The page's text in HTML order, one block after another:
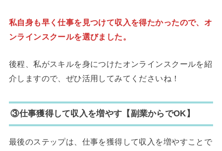
私自身も早く仕事を見つけて収入を得たかったので、オ
ンラインスクールを選びました。
後程、私がスキルを身につけたオンラインスクールを紹
介しますので、ぜひ活用してみてくださいね！
③仕事獲得して収入を増やす【副業からでOK】
最後のステップは、仕事を獲得して収入を増やすことで